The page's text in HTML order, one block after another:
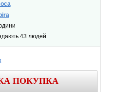
43 людей
ПОКУПКА